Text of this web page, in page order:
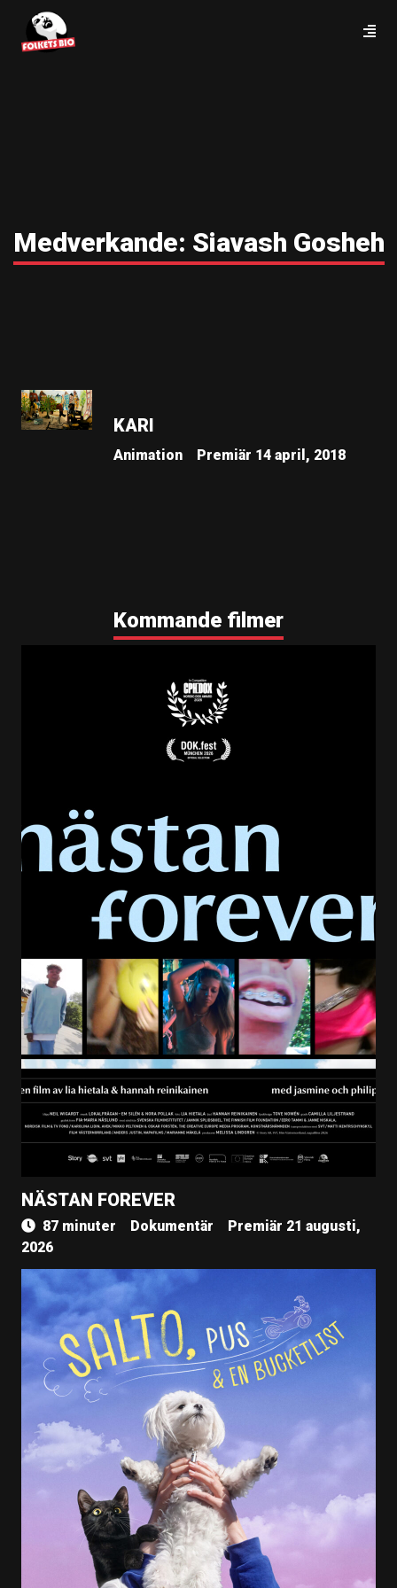
Medverkande: Siavash Gosheh
KARI
Animation Premiär 14 april, 2018
Kommande filmer
NÄSTAN FOREVER
87 minuter Dokumentär
Premiär 21 augusti,
2026